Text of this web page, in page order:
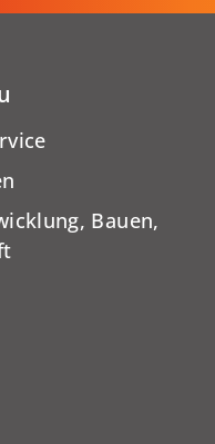
Bauen,